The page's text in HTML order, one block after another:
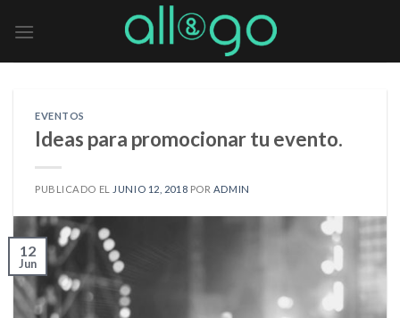
EVENTOS
Ideas para promocionar tu evento.
PUBLICADO EL JUNIO 12, 2018 POR ADMIN
12
Jun